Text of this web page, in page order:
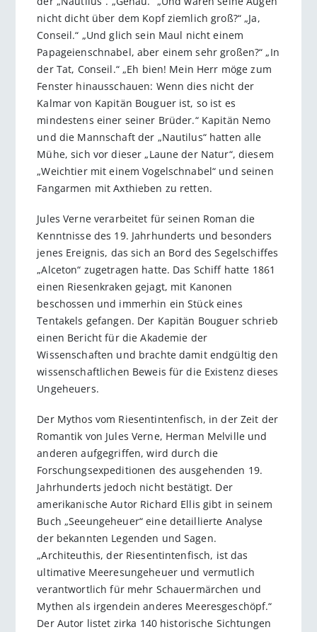
nicht dicht über dem Kopf ziemlich groß?“ „Ja,
Conseil.“ „Und glich sein Maul nicht einem
Papageienschnabel, aber einem sehr großen?“ „In
der Tat, Conseil.“ „Eh bien! Mein Herr möge zum
Fenster hinausschauen: Wenn dies nicht der
Kalmar von Kapitän Bouguer ist, so ist es
mindestens einer seiner Brüder.“ Kapitän Nemo
und die Mannschaft der „Nautilus“ hatten alle
Mühe, sich vor dieser „Laune der Natur“, diesem
„Weichtier mit einem Vogelschnabel“ und seinen
Fangarmen mit Axthieben zu retten.
Jules Verne verarbeitet für seinen Roman die
Kenntnisse des 19. Jahrhunderts und besonders
jenes Ereignis, das sich an Bord des Segelschiffes
„Alceton“ zugetragen hatte. Das Schiff hatte 1861
einen Riesenkraken gejagt, mit Kanonen
beschossen und immerhin ein Stück eines
Tentakels gefangen. Der Kapitän Bouguer schrieb
einen Bericht für die Akademie der
Wissenschaften und brachte damit endgültig den
wissenschaftlichen Beweis für die Existenz dieses
Ungeheuers.
Der Mythos vom Riesentintenfisch, in der Zeit der
Romantik von Jules Verne, Herman Melville und
anderen aufgegriffen, wird durch die
Forschungsexpeditionen des ausgehenden 19.
Jahrhunderts jedoch nicht bestätigt. Der
amerikanische Autor Richard Ellis gibt in seinem
Buch „Seeungeheuer“ eine detaillierte Analyse
der bekannten Legenden und Sagen.
„Architeuthis, der Riesentintenfisch, ist das
ultimative Meeresungeheuer und vermutlich
verantwortlich für mehr Schauermärchen und
Mythen als irgendein anderes Meeresgeschöpf.“
Der Autor listet zirka 140 historische Sichtungen